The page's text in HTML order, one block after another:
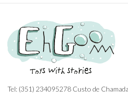
Tel: (351) 234095278 Custo de